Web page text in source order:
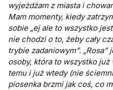
wyjeżdżam z miasta i
Mam momenty, kiedy
sobie „ej ale to wszystko
nie chodzi o to, żeby cały
trybie zadaniowym”.
osoby, która to wszystko już
temu i już wtedy (nie
piosenka brzmi jak coś, co